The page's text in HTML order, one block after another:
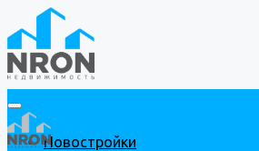
Новостройки